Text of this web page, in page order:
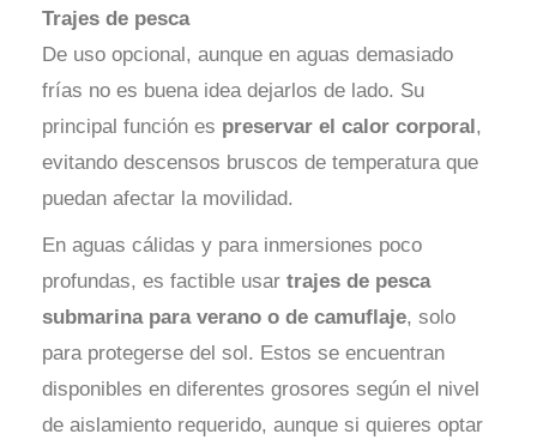
Trajes de pesca
De uso opcional, aunque en aguas demasiado
frías no es buena idea dejarlos de lado. Su
principal función es preservar el calor corporal ,
evitando descensos bruscos de temperatura que
puedan afectar la movilidad.
En aguas cálidas y para inmersiones poco
profundas, es factible usar trajes de pesca
submarina para verano o de camuflaje, solo
para protegerse del sol. Estos se encuentran
disponibles en diferentes grosores según el nivel
de aislamiento requerido, aunque si quieres optar